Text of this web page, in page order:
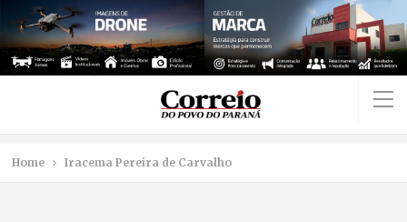
Home Iracema Pereira de Carvalho